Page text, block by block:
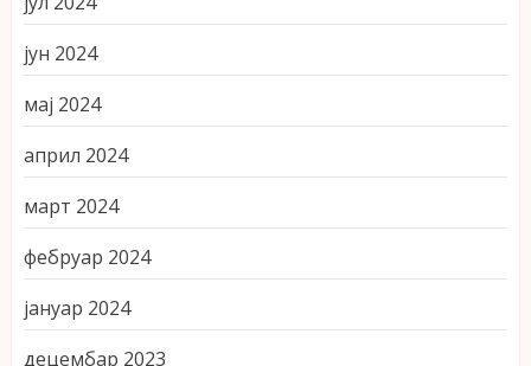
јун 2024
мај 2024
април 2024
март 2024
фебруар 2024
јануар 2024
децембар 2023